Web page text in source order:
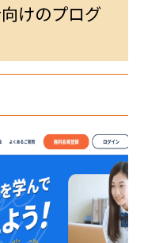
けのプログ